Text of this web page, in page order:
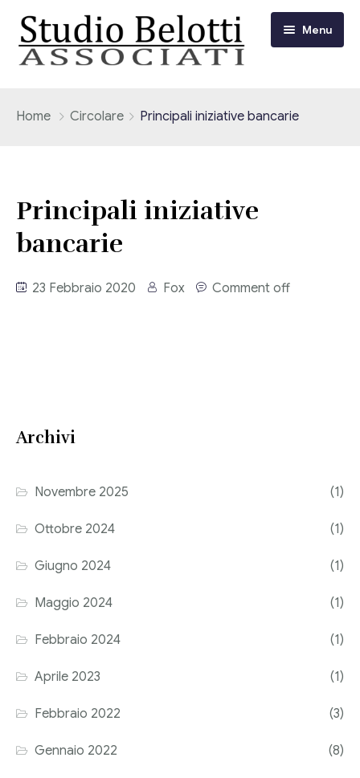
Menu
Contabilità
Circolari
Circolari Flash
Eventi
Corsi FAD
Video/Tv
Press
Contatti
Home Circolare Principali iniziative bancarie
Principali iniziative
bancarie
23 Febbraio 2020 Fox Comment off
Archivi
Novembre 2025 (1)
Ottobre 2024 (1)
Giugno 2024 (1)
Maggio 2024 (1)
Febbraio 2024 (1)
Aprile 2023 (1)
Febbraio 2022 (3)
Gennaio 2022 (8)